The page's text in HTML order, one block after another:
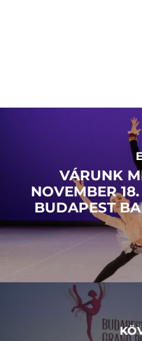
VÁRUNK
NOVEMBER
BUDAPEST